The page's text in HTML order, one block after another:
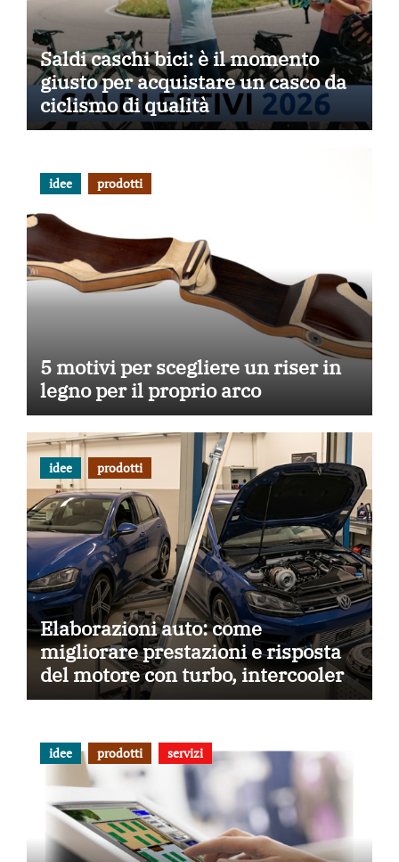
Saldi caschi bici: è il momento
giusto per acquistare un casco da
ciclismo di qualità
idee prodotti
5 motivi per scegliere un riser in
legno per il proprio arco
idee prodotti
Elaborazioni auto: come
migliorare prestazioni e risposta
del motore con turbo, intercooler,
centraline, frizioni e aspirazione
idee prodotti servizi